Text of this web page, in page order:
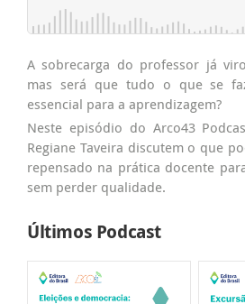
A sobrecarga do professor já
mas será que tudo o que se
essencial para a aprendizagem?
Neste episódio do Arco43
Regiane Taveira discutem o que
repensado na prática docente
sem perder qualidade.
Últimos Podcast